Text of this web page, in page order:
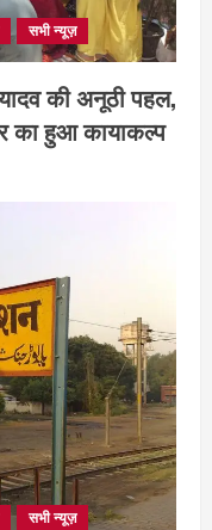
सभी न्यूज़
की अनूठी पहल,
का हुआ कायाकल्प
सभी न्यूज़